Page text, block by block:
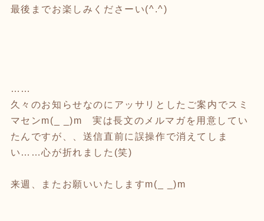
最後までお楽しみくださーい(^.^)
……
久々のお知らせなのにアッサリとしたご案内でスミ
マセンm(_ _)m 実は長文のメルマガを用意してい
たんですが、、送信直前に誤操作で消えてしま
い……心が折れました(笑)
来週、またお願いいたしますm(_ _)m